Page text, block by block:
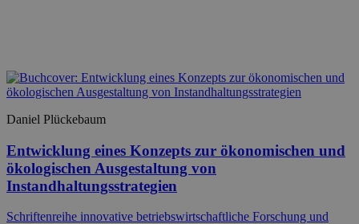
Daniel Plückebaum
Entwicklung eines Konzepts zur ökonomischen und
ökologischen Ausgestaltung von
Instandhaltungsstrategien
Schriftenreihe innovative betriebswirtschaftliche Forschung und